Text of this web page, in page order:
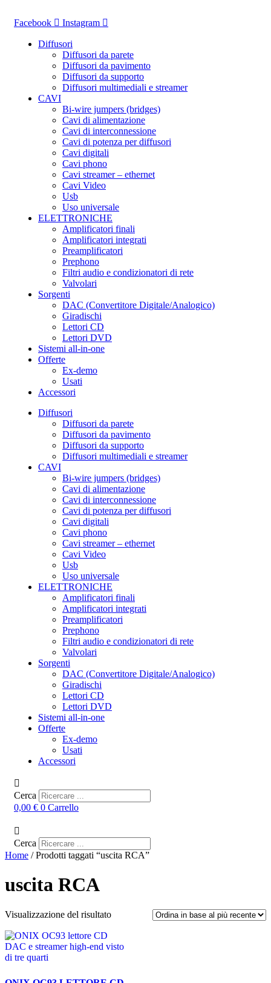
Facebook Instagram
Diffusori
Diffusori da parete
Diffusori da pavimento
Diffusori da supporto
Diffusori multimediali e streamer
CAVI
Bi-wire jumpers (bridges)
Cavi di alimentazione
Cavi di interconnessione
Cavi di potenza per diffusori
Cavi digitali
Cavi phono
Cavi streamer – ethernet
Cavi Video
Usb
Uso universale
ELETTRONICHE
Amplificatori finali
Amplificatori integrati
Preamplificatori
Prephono
Filtri audio e condizionatori di rete
Valvolari
Sorgenti
DAC (Convertitore Digitale/Analogico)
Giradischi
Lettori CD
Lettori DVD
Sistemi all-in-one
Offerte
Ex-demo
Usati
Accessori
Diffusori
Diffusori da parete
Diffusori da pavimento
Diffusori da supporto
Diffusori multimediali e streamer
CAVI
Bi-wire jumpers (bridges)
Cavi di alimentazione
Cavi di interconnessione
Cavi di potenza per diffusori
Cavi digitali
Cavi phono
Cavi streamer – ethernet
Cavi Video
Usb
Uso universale
ELETTRONICHE
Amplificatori finali
Amplificatori integrati
Preamplificatori
Prephono
Filtri audio e condizionatori di rete
Valvolari
Sorgenti
DAC (Convertitore Digitale/Analogico)
Giradischi
Lettori CD
Lettori DVD
Sistemi all-in-one
Offerte
Ex-demo
Usati
Accessori
Cerca
0,00 € 0 Carrello
Cerca
Home / Prodotti taggati “uscita RCA”
uscita RCA
Visualizzazione del risultato